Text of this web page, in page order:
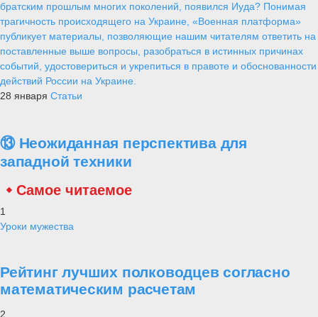
братским прошлым многих поколений, появился Иуда? Понимая
трагичность происходящего на Украине, «Военная платформа»
публикует материалы, позволяющие нашим читателям ответить на
поставленные выше вопросы, разобраться в истинных причинах
событий, удостовериться и укрепиться в правоте и обоснованности
действий России на Украине.
28 января Статьи
⑬ Неожиданная перспектива для
западной техники
Самое читаемое
1
Уроки мужества
Рейтинг лучших полководцев согласно
математическим расчетам
2